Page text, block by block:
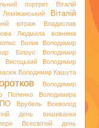
портрет
Віталій
Леміжанський
Віталій
вітраж
Владислав
Людмила
вовняна
Волик
Володимир
Білоус
Володимир
Висоцький
Володимир
Володимир Кашута
Володимир
Попенко
Володимира
Врубель
Всеволод
день вишиванки
Всесвітній день